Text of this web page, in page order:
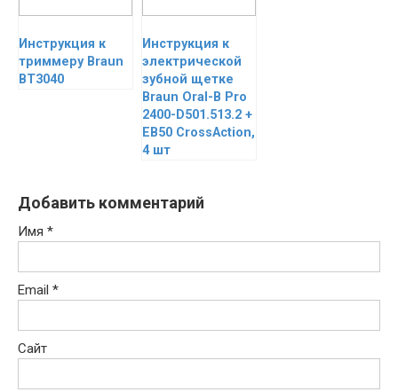
Инструкция к
триммеру Braun
BT3040
Инструкция к
электрической
зубной щетке
Braun Oral-B Pro
2400-D501.513.2 +
EB50 CrossAction,
4 шт
Добавить комментарий
Имя *
Email *
Сайт